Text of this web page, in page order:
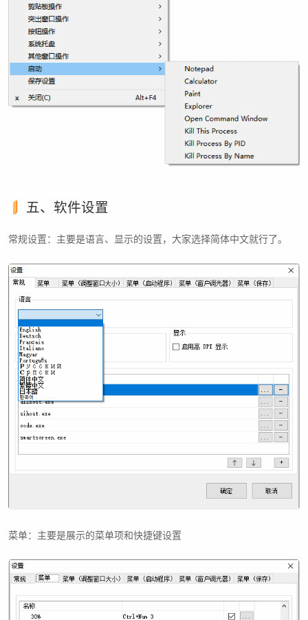
五、软件设置
常规设置：主要是语言、显示的设置，大家选择简体中文就行了。
菜单：主要是展示的菜单项和快捷键设置